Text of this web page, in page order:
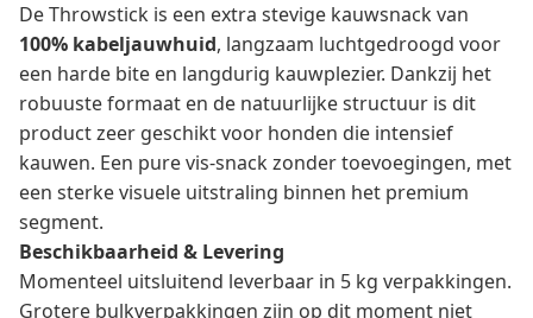
De Throwstick is een extra stevige kauwsnack van
100% kabeljauwhuid, langzaam luchtgedroogd voor
een harde bite en langdurig kauwplezier. Dankzij het
robuuste formaat en de natuurlijke structuur is dit
product zeer geschikt voor honden die intensief
kauwen. Een pure vis-snack zonder toevoegingen, met
een sterke visuele uitstraling binnen het premium
segment.
Beschikbaarheid & Levering
Momenteel uitsluitend leverbaar in 5 kg verpakkingen.
Grotere bulkverpakkingen zijn op dit moment niet